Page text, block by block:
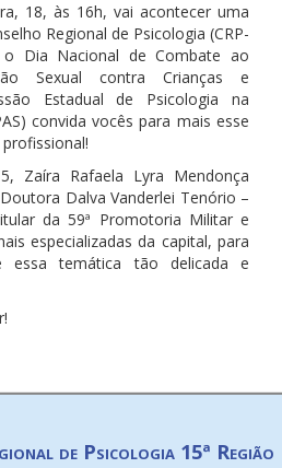
18, às 16h, vai acontecer uma
Regional de Psicologia (CRP-
Dia Nacional de Combate ao
Sexual contra Crianças e
Estadual de Psicologia na
convida vocês para mais esse
Zaíra Rafaela Lyra Mendonça
Dalva Vanderlei Tenório –
da 59ª Promotoria Militar e
especializadas da capital, para
essa temática tão delicada e
de Psicologia 15ª Região